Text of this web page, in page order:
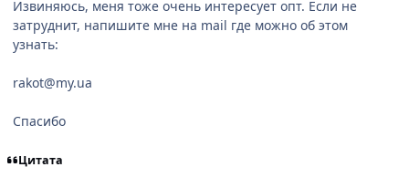
Извиняюсь, меня тоже очень интересует опт. Если не
затруднит, напишите мне на mail где можно об этом
узнать:
rakot@my.ua
Спасибо
Цитата